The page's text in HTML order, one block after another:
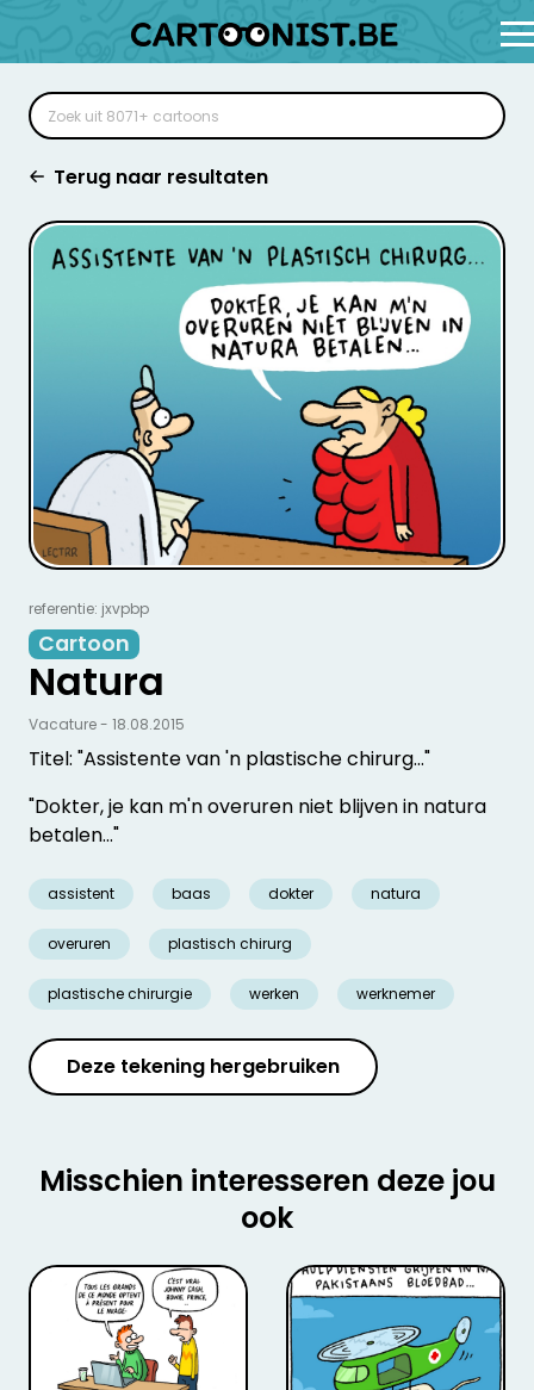
Terug naar resultaten
referentie: jxvpbp
Cartoon
Natura
Titel: "Assistente van 'n plastische chirurg…"
"Dokter, je kan m'n overuren niet blijven in natura
betalen…"
assistent baas dokter natura
overuren plastisch chirurg
plastische chirurgie werken werknemer
Vacature - 18.08.2015
Deze tekening hergebruiken
Misschien interesseren deze jou
ook